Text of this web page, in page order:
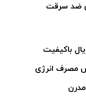
ضد سرقت
باکیفیت
مصرف انرژی